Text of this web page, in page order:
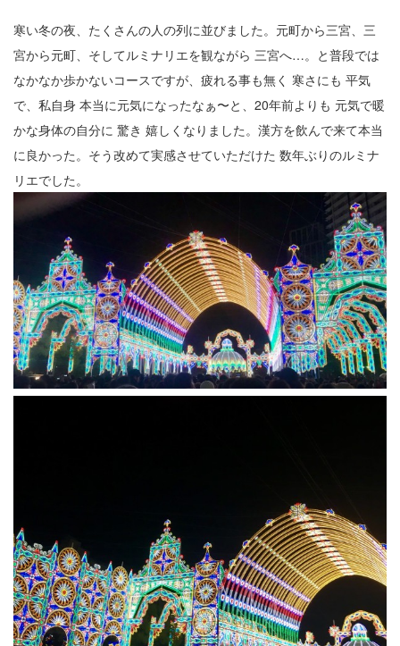
寒い冬の夜、たくさんの人の列に並びました。元町から三宮、三
宮から元町、そしてルミナリエを観ながら 三宮へ…。と普段では
なかなか歩かないコースですが、疲れる事も無く 寒さにも 平気
で、私自身 本当に元気になったなぁ〜と、20年前よりも 元気で暖
かな身体の自分に 驚き 嬉しくなりました。漢方を飲んで来て本当
に良かった。そう改めて実感させていただけた 数年ぶりのルミナ
リエでした。
9
11
15
16
17
18
23
24